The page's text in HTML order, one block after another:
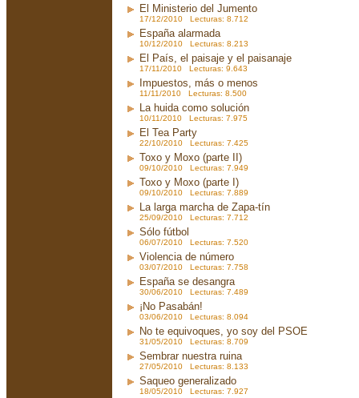
El Ministerio del Jumento
17/12/2010 Lecturas: 8.712
España alarmada
10/12/2010 Lecturas: 8.213
El País, el paisaje y el paisanaje
17/11/2010 Lecturas: 9.643
Impuestos, más o menos
11/11/2010 Lecturas: 8.500
La huida como solución
10/11/2010 Lecturas: 7.975
El Tea Party
22/10/2010 Lecturas: 7.425
Toxo y Moxo (parte II)
09/10/2010 Lecturas: 7.949
Toxo y Moxo (parte I)
09/10/2010 Lecturas: 7.889
La larga marcha de Zapa-tín
25/09/2010 Lecturas: 7.712
Sólo fútbol
06/07/2010 Lecturas: 7.520
Violencia de número
03/07/2010 Lecturas: 7.758
España se desangra
30/06/2010 Lecturas: 7.489
¡No Pasabán!
03/06/2010 Lecturas: 8.094
No te equivoques, yo soy del PSOE
31/05/2010 Lecturas: 8.709
Sembrar nuestra ruina
27/05/2010 Lecturas: 8.133
Saqueo generalizado
18/05/2010 Lecturas: 7.927